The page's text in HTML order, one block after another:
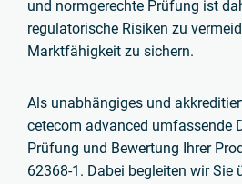
und normgerechte Prüfung ist
regulatorische Risiken zu
Marktfähigkeit zu sichern.
Als unabhängiges und
cetecom advanced umfassende
Prüfung und Bewertung Ihrer
62368-1. Dabei begleiten wir Sie